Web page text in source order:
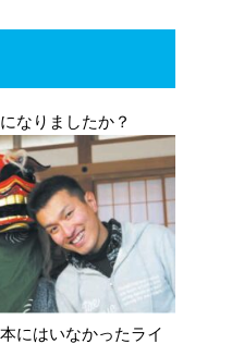
なりましたか？
にはいなかったライ